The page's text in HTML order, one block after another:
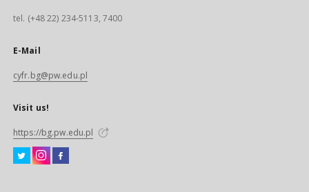
tel. (+48 22) 234-5113, 7400
E-Mail
cyfr.bg@pw.edu.pl
Visit us!
https://bg.pw.edu.pl